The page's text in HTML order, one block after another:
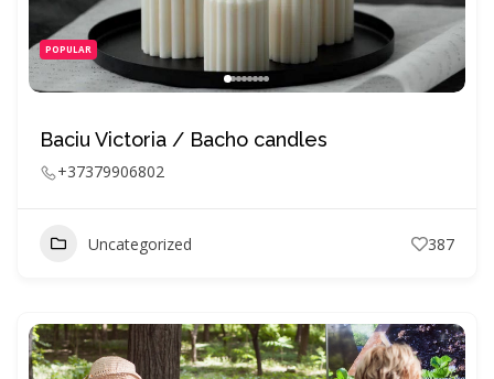
POPULAR
Baciu Victoria / Bacho candles
+37379906802
Uncategorized 387